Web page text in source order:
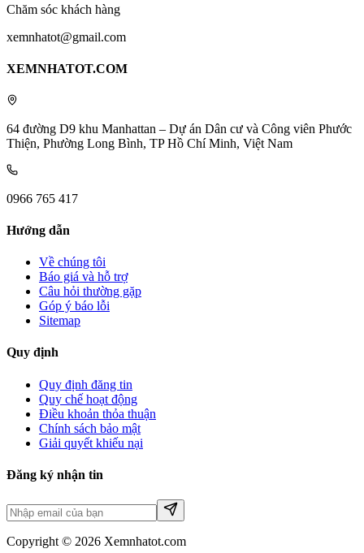
Chăm sóc khách hàng
xemnhatot@gmail.com
XEMNHATOT.COM
64 đường D9 khu Manhattan – Dự án Dân cư và Công viên Phước
Thiện, Phường Long Bình, TP Hồ Chí Minh, Việt Nam
0966 765 417
Hướng dẫn
Về chúng tôi
Báo giá và hỗ trợ
Câu hỏi thường gặp
Góp ý báo lỗi
Sitemap
Quy định
Quy định đăng tin
Quy chế hoạt động
Điều khoản thỏa thuận
Chính sách bảo mật
Giải quyết khiếu nại
Đăng ký nhận tin
Copyright © 2026 Xemnhatot.com